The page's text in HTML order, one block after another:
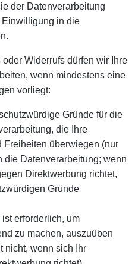
der Datenverarbeitung
in die
Widerrufs dürfen wir Ihre
wenn mindestens eine
vorliegt:
Gründe für die
die Ihre
Freiheiten überwiegen (nur
die Datenverarbeitung; wenn
Direktwerbung richtet,
Gründe
erforderlich, um
zu machen, auszuüben
nicht, wenn sich Ihr